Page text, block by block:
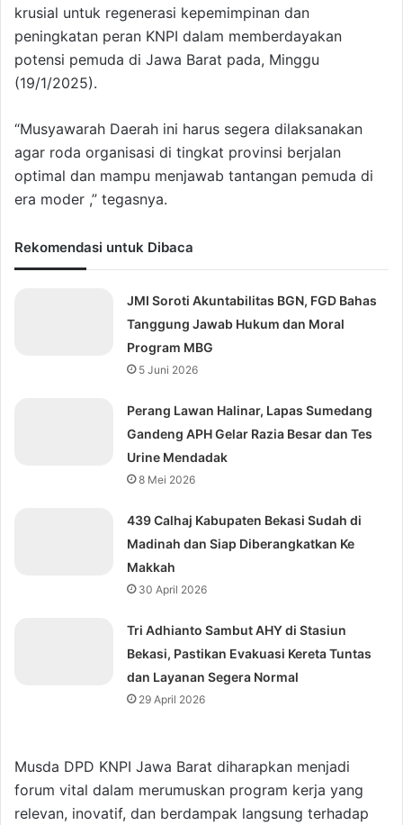
krusial untuk regenerasi kepemimpinan dan
peningkatan peran KNPI dalam memberdayakan
potensi pemuda di Jawa Barat pada, Minggu
(19/1/2025).
“Musyawarah Daerah ini harus segera dilaksanakan
agar roda organisasi di tingkat provinsi berjalan
optimal dan mampu menjawab tantangan pemuda di
era moder ,” tegasnya.
Rekomendasi untuk Dibaca
JMI Soroti Akuntabilitas BGN, FGD Bahas
Tanggung Jawab Hukum dan Moral
Program MBG
5 Juni 2026
Perang Lawan Halinar, Lapas Sumedang
Gandeng APH Gelar Razia Besar dan Tes
Urine Mendadak
8 Mei 2026
439 Calhaj Kabupaten Bekasi Sudah di
Madinah dan Siap Diberangkatkan Ke
Makkah
30 April 2026
Tri Adhianto Sambut AHY di Stasiun
Bekasi, Pastikan Evakuasi Kereta Tuntas
dan Layanan Segera Normal
29 April 2026
Musda DPD KNPI Jawa Barat diharapkan menjadi
forum vital dalam merumuskan program kerja yang
relevan, inovatif, dan berdampak langsung terhadap